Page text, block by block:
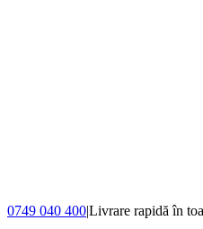
0749 040 400|Livrare rapidă în